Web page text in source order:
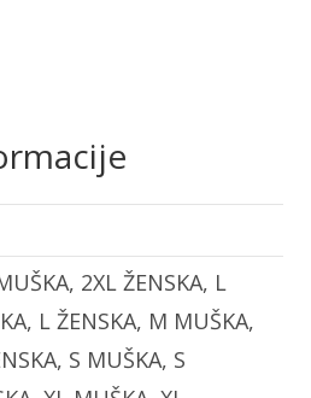
2XL ŽENSKA, L
L ŽENSKA, M MUŠKA,
S MUŠKA, S